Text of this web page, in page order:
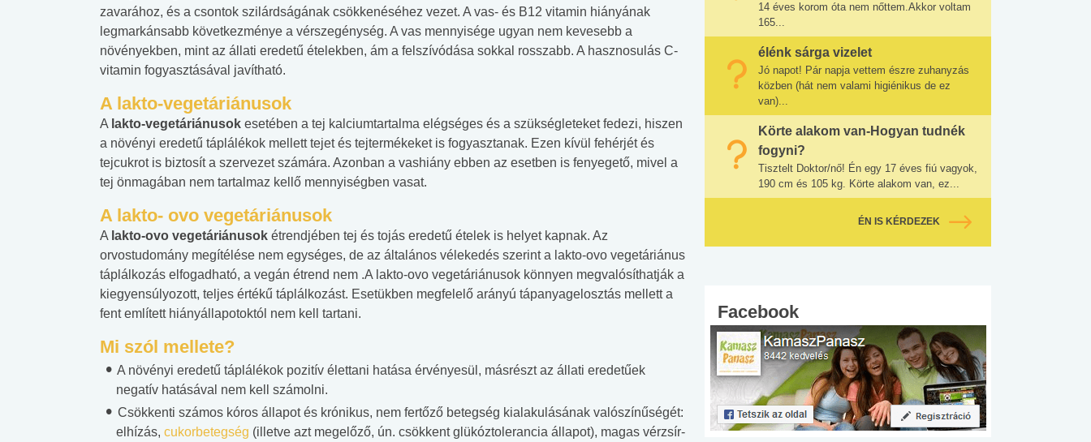
zavarához, és a csontok szilárdságának csökkenéséhez vezet. A vas- és B12 vitamin hiányának
legmarkánsabb következménye a vérszegénység. A vas mennyisége ugyan nem kevesebb a
növényekben, mint az állati eredetű ételekben, ám a felszívódása sokkal rosszabb. A hasznosulás C-
vitamin fogyasztásával javítható.
A lakto-vegetáriánusok
A lakto-vegetáriánusok esetében a tej kalciumtartalma elégséges és a szükségleteket fedezi, hiszen
a növényi eredetű táplálékok mellett tejet és tejtermékeket is fogyasztanak. Ezen kívül fehérjét és
tejcukrot is biztosít a szervezet számára. Azonban a vashiány ebben az esetben is fenyegető, mivel a
tej önmagában nem tartalmaz kellő mennyiségben vasat.
A lakto- ovo vegetáriánusok
A lakto-ovo vegetáriánusok étrendjében tej és tojás eredetű ételek is helyet kapnak. Az
orvostudomány megítélése nem egységes, de az általános vélekedés szerint a lakto-ovo vegetáriánus
táplálkozás elfogadható, a vegán étrend nem .A lakto-ovo vegetáriánusok könnyen megvalósíthatják a
kiegyensúlyozott, teljes értékű táplálkozást. Esetükben megfelelő arányú tápanyagelosztás mellett a
fent említett hiányállapotoktól nem kell tartani.
Mi szól mellete?
A növényi eredetű táplálékok pozitív élettani hatása érvényesül, másrészt az állati eredetűek
negatív hatásával nem kell számolni.
Csökkenti számos kóros állapot és krónikus, nem fertőző betegség kialakulásának valószínűségét:
elhízás, cukorbetegség (illetve azt megelőző, ún. csökkent glükóztolerancia állapot), magas vérzsír-
14 éves korom óta nem nőttem.Akkor voltam
165...
élénk sárga vizelet
Jó napot! Pár napja vettem észre zuhanyzás
közben (hát nem valami higiénikus de ez
van)...
Körte alakom van-Hogyan tudnék
fogyni?
Tisztelt Doktor/nő! Én egy 17 éves fiú vagyok,
190 cm és 105 kg. Körte alakom van, ez...
ÉN IS KÉRDEZEK
Facebook